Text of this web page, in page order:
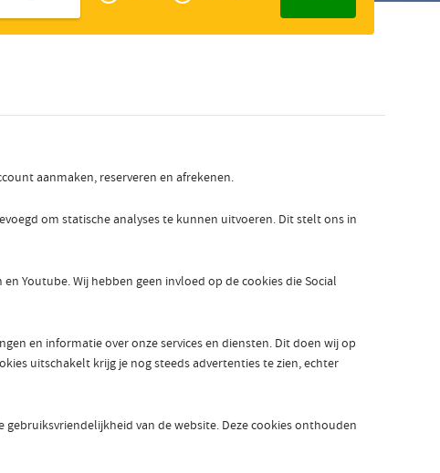
aanmaken, reserveren en afrekenen.
om statische analyses te kunnen uitvoeren. Dit stelt ons in
Youtube. Wij hebben geen invloed op de cookies die Social
en informatie over onze services en diensten. Dit doen wij op
uitschakelt krijg je nog steeds advertenties te zien, echter
van de website. Deze cookies onthouden